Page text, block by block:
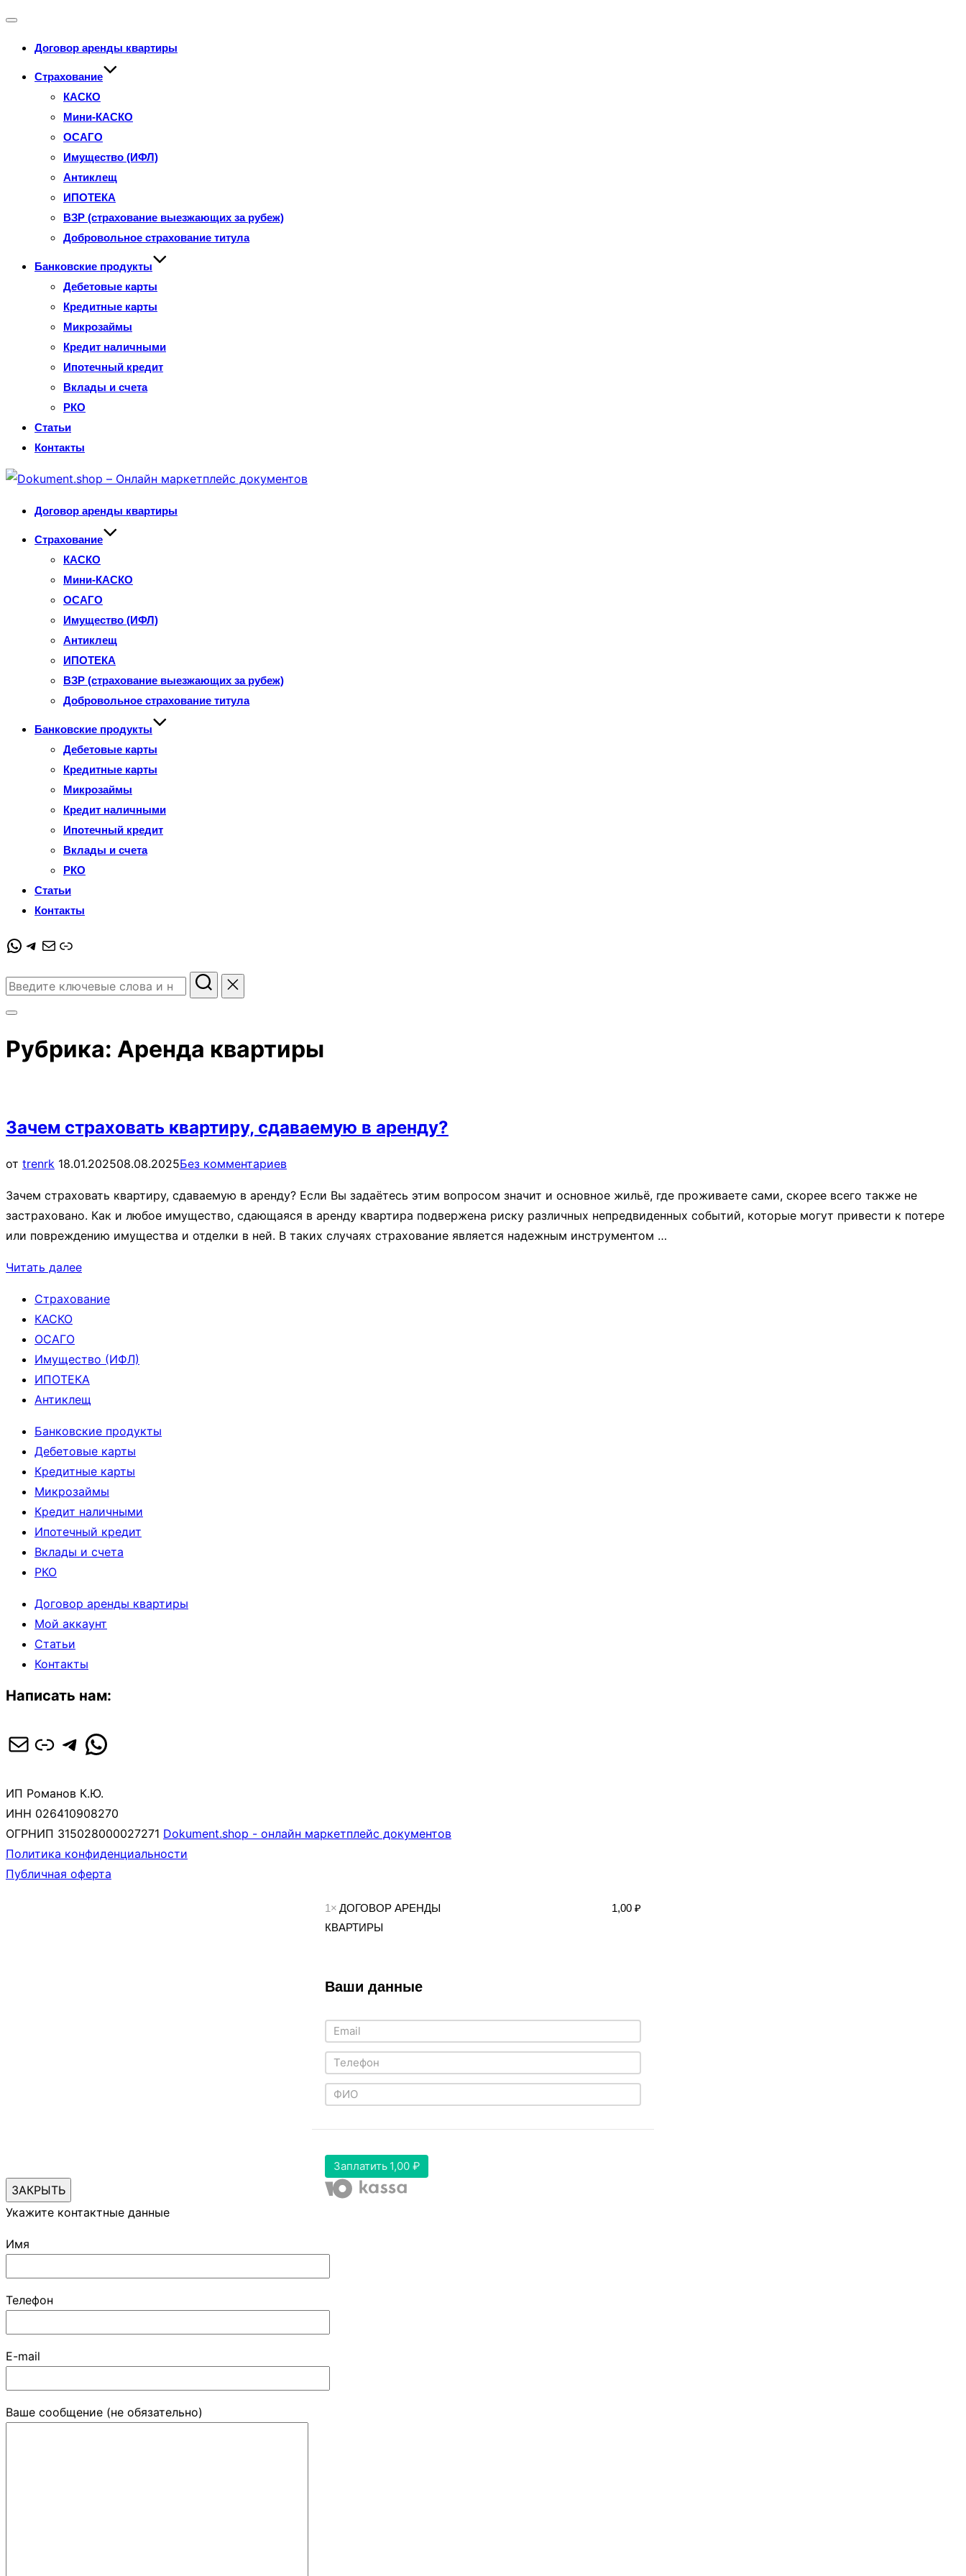
навигации
Договор аренды квартиры
Страхование
КАСКО
Мини-КАСКО
ОСАГО
Имущество (ИФЛ)
Антиклещ
ИПОТЕКА
ВЗР (страхование выезжающих за рубеж)
Добровольное страхование титула
Банковские продукты
Дебетовые карты
Кредитные карты
Микрозаймы
Кредит наличными
Ипотечный кредит
Вклады и счета
РКО
Статьи
Контакты
Перейти
содержимому
Договор аренды квартиры
Страхование
КАСКО
Мини-КАСКО
ОСАГО
Имущество (ИФЛ)
Антиклещ
ИПОТЕКА
ВЗР (страхование выезжающих за рубеж)
Добровольное страхование титула
Банковские продукты
Дебетовые карты
Кредитные карты
Микрозаймы
Кредит наличными
Ипотечный кредит
Вклады и счета
РКО
Статьи
Контакты
WhatsApp
Telegram
ПочтаСсылка
Поиск
боковую
панель
Рубрика: Аренда квартиры
Зачем страховать квартиру, сдаваемую в аренду?
от trenrk Опубликовано
18.01.202508.08.2025Без комментариев
Зачем страховать квартиру, сдаваемую в аренду? Если Вы задаётесь этим вопросом значит и основное жильё, где проживаете сами, скорее всего также не
застраховано. Как и любое имущество, сдающаяся в аренду квартира подвержена риску различных непредвиденных событий, которые могут привести к потере
или повреждению имущества и отделки в ней. В таких случаях страхование является надежным инструментом …
Читать далее“Зачем
квартиру,
аренду?”
Страхование
КАСКО
ОСАГО
Имущество (ИФЛ)
ИПОТЕКА
Антиклещ
Банковские продукты
Дебетовые карты
Кредитные карты
Микрозаймы
Кредит наличными
Ипотечный кредит
Вклады и счета
РКО
Договор аренды квартиры
Мой аккаунт
Статьи
Контакты
Написать нам:
Почта
Ссылка
Telegram
WhatsApp
ИП Романов К.Ю.
ИНН 026410908270
ОГРНИП 315028000027271 Dokument.shop - онлайн маркетплейс документов
Политика конфиденциальности
Публичная оферта
1× ДОГОВОР АРЕНДЫ
КВАРТИРЫ
1,00 ₽
Ваши данные
Заплатить 1,00 ₽
ЗАКРЫТЬ
Укажите контактные данные
Имя
Телефон
E-mail
Ваше сообщение (не обязательно)